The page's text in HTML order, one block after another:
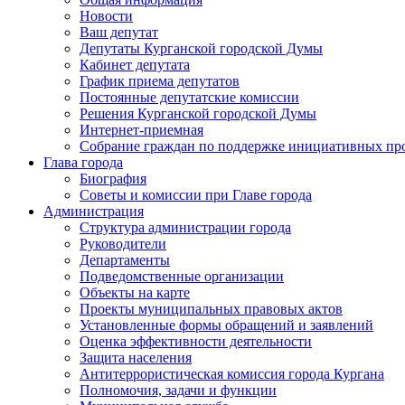
Новости
Ваш депутат
Депутаты Курганской городской Думы
Кабинет депутата
График приема депутатов
Постоянные депутатские комиссии
Решения Курганской городской Думы
Интернет-приемная
Собрание граждан по поддержке инициативных
Глава города
Биография
Советы и комиссии при Главе города
Администрация
Структура администрации города
Руководители
Департаменты
Подведомственные организации
Объекты на карте
Проекты муниципальных правовых актов
Установленные формы обращений и заявлений
Оценка эффективности деятельности
Защита населения
Антитеррористическая комиссия города Кургана
Полномочия, задачи и функции